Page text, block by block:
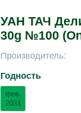
УАН ТАЧ
30g №100
Производитель:
Годность
фев.
2031